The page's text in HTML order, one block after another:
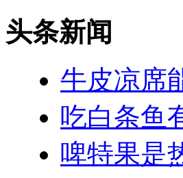
头条新闻
牛皮凉席
吃白条鱼
啤特果是